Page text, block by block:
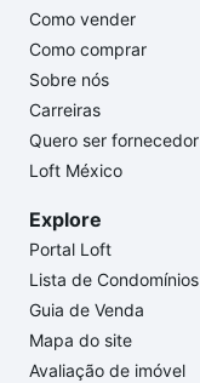
Como vender
Como comprar
Sobre nós
Carreiras
Quero ser fornecedor
Loft México
Explore
Portal Loft
Lista de Condomínios
Guia de Venda
Mapa do site
Avaliação de imóvel